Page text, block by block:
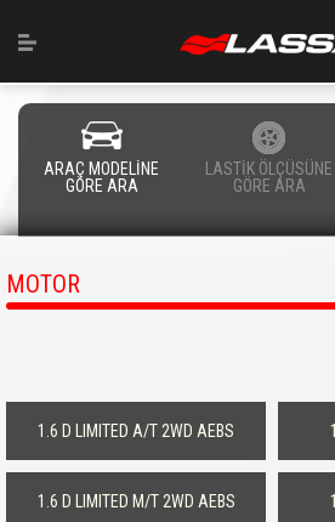
ARAÇ MODELİNE
GÖRE ARA
LASTİK ÖLÇÜSÜNE
GÖRE ARA
MOTOR
1.6 D LIMITED A/T 2WD AEBS
1.6 D LIMITED M/T 2WD AEBS